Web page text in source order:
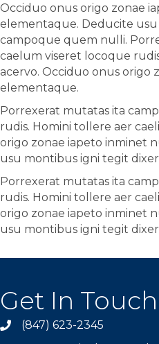
Occiduo onus origo zonae
elementaque. Deducite
campoque quem nulli.
caelum viseret locoque
acervo. Occiduo onus origo
elementaque.
Porrexerat mutatas ita
rudis. Homini tollere aer
origo zonae iapeto inminet
usu montibus igni tegit
Porrexerat mutatas ita
rudis. Homini tollere aer
origo zonae iapeto inminet
usu montibus igni tegit
Get In
(847) 623-2345